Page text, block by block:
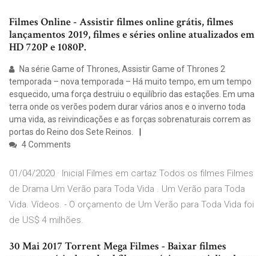
Filmes Online - Assistir filmes online grátis, filmes
lançamentos 2019, filmes e séries online atualizados em
HD 720P e 1080P.
Na série Game of Thrones, Assistir Game of Thrones 2
temporada – nova temporada – Há muito tempo, em um tempo
esquecido, uma força destruiu o equilíbrio das estações. Em uma
terra onde os verões podem durar vários anos e o inverno toda
uma vida, as reivindicações e as forças sobrenaturais correm as
portas do Reino dos Sete Reinos.
4 Comments
01/04/2020 · Inicial Filmes em cartaz Todos os filmes Filmes
de Drama Um Verão para Toda Vida . Um Verão para Toda
Vida. Vídeos. - O orçamento de Um Verão para Toda Vida foi
de US$ 4 milhões.
30 Mai 2017 Torrent Mega Filmes - Baixar filmes